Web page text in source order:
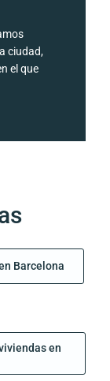
ciudad,
el que
Barcelona
en